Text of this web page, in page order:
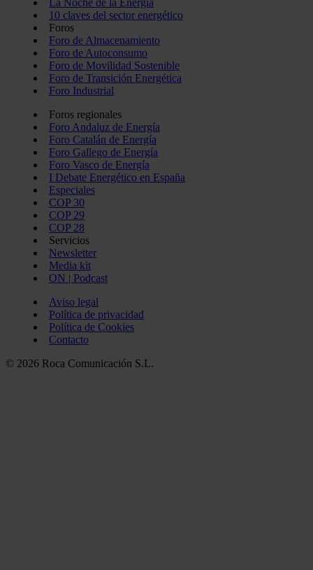
La Noche de la Energía
10 claves del sector energético
Foros
Foro de Almacenamiento
Foro de Autoconsumo
Foro de Movilidad Sostenible
Foro de Transición Energética
Foro Industrial
Foros regionales
Foro Andaluz de Energía
Foro Catalán de Energía
Foro Gallego de Energía
Foro Vasco de Energía
I Debate Energético en España
Especiales
COP 30
COP 29
COP 28
Servicios
Newsletter
Media kit
ON | Podcast
Aviso legal
Política de privacidad
Política de Cookies
Contacto
© 2026 Roca Comunicación S.L.